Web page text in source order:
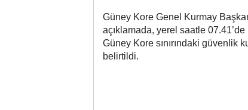
Güney Kore Genel Kurmay
açıklamada, yerel saatle
Güney Kore sınırındaki güvenlik
belirtildi.